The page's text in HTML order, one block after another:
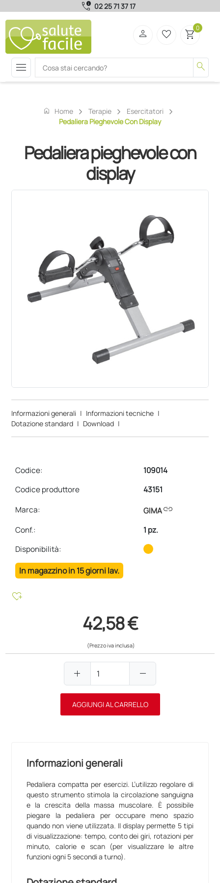
call_quality 02 25 71 37 17
menu search
person favorite_border shopping_cart0
home Home Terapie
Esercitatori
Pedaliera Pieghevole Con Display
Pedaliera pieghevole con
display
Informazioni generali | Informazioni tecniche |
Dotazione standard | Download |
Codice:
109014
Codice produttore
43151
Marca:
GIMAlink
Conf.:
1 pz.
Disponibilità:
In magazzino in 15 giorni lav.
heart_plus
42,58 €
(Prezzo iva inclusa)
add remove
AGGIUNGI AL CARRELLO
Informazioni generali
Pedaliera compatta per esercizi. L’utilizzo regolare di
questo strumento stimola la circolazione sanguigna
e la crescita della massa muscolare. È possibile
piegare la pedaliera per occupare meno spazio
quando non viene utilizzata. Il display permette 5 tipi
di visualizzazione: tempo, conto dei giri, rotazioni per
minuto, calorie e scan (per visualizzare le altre
funzioni ogni 5 secondi a turno).